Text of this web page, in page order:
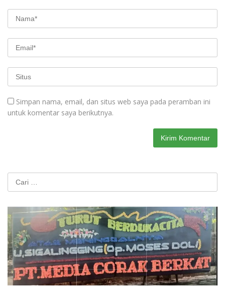
Simpan nama, email, dan situs web saya pada peramban ini
untuk komentar saya berikutnya.